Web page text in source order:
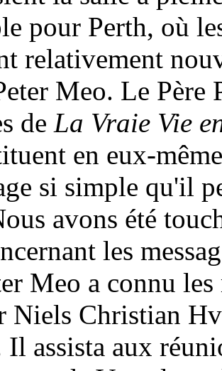
pour Perth, où
relativement
Meo. Le Père
de La Vraie Vie
en eux-
si simple qu'il
avons été
les
Meo a connu les
Niels Christian
Il assista aux